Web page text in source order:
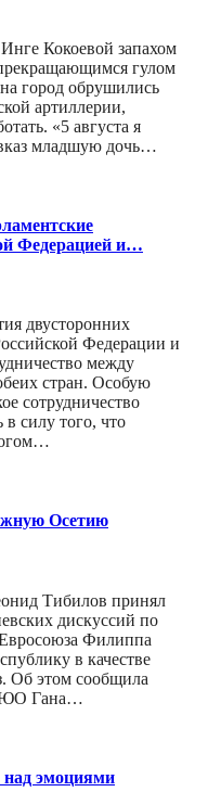
Кокоевой запахом
гулом
город обрушились
артиллерии,
«5 августа я
младшую дочь…
Федерацией и…
двусторонних
Федерации и
между
стран. Особую
сотрудничество
в силу того, что
Осетию
Тибилов принял
дискуссий по
Евросоюза Филиппа
в качестве
Об этом сообщила
РЮО Гана…
над эмоциями